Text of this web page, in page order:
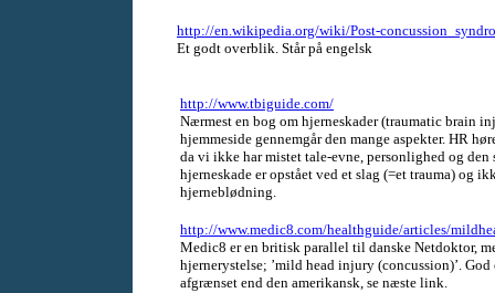
http://en.wikipedia.org/wiki/Post-
Et godt overblik. Står på engelsk
http://www.tbiguide.com/
Nærmest en bog om hjerneskader (traumatic brain
hjemmeside gennemgår den mange aspekter. HR
da vi ikke har mistet tale-evne, personlighed og den
hjerneskade er opstået ved et slag (=et trauma) og
hjerneblødning.
http://www.medic8.com/healthguide/articles/
Medic8 er en britisk parallel til danske Netdoktor,
hjernerystelse; ’mild head injury (concussion)’.
afgrænset end den amerikansk, se næste link.